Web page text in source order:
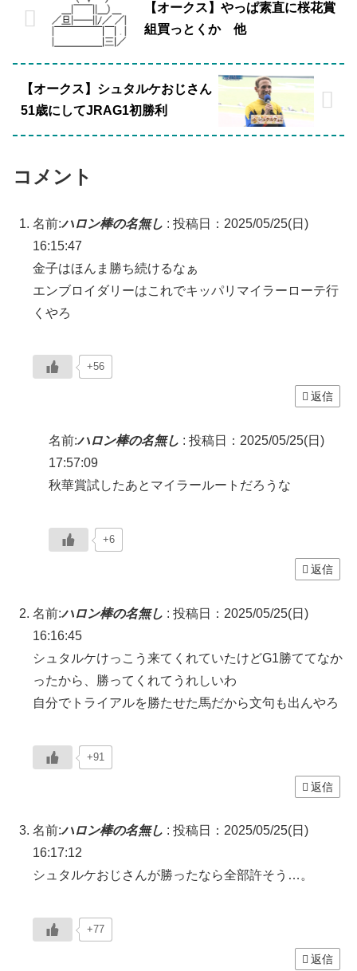
【オークス】やっぱ素直に桜花賞
組買っとくか 他
【オークス】シュタルケおじさん
51歳にしてJRAG1初勝利
コメント
名前:ハロン棒の名無し : 投稿日：2025/05/25(日)
16:15:47
金子はほんま勝ち続けるなぁ
エンブロイダリーはこれでキッパリマイラーローテ行
くやろ
+56
返信
名前:ハロン棒の名無し : 投稿日：2025/05/25(日)
17:57:09
秋華賞試したあとマイラールートだろうな
+6
返信
名前:ハロン棒の名無し : 投稿日：2025/05/25(日)
16:16:45
シュタルケけっこう来てくれていたけどG1勝ててなか
ったから、勝ってくれてうれしいわ
自分でトライアルを勝たせた馬だから文句も出んやろ
+91
返信
名前:ハロン棒の名無し : 投稿日：2025/05/25(日)
16:17:12
シュタルケおじさんが勝ったなら全部許そう…。
+77
返信